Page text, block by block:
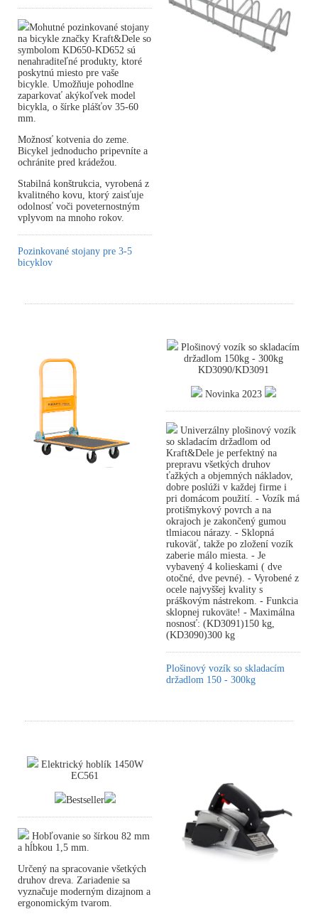
Mohutné pozinkované stojany
na bicykle značky Kraft&Dele so
symbolom KD650-KD652 sú
nenahraditeľné produkty, ktoré
poskytnú miesto pre vaše
bicykle. Umožňuje pohodlne
zaparkovať akýkoľvek model
bicykla, o šírke plášťov 35-60
mm.
Možnosť kotvenia do zeme.
Bicykel jednoducho pripevníte a
ochránite pred krádežou.
Stabilná konštrukcia, vyrobená z
kvalitného kovu, ktorý zaisťuje
odolnosť voči poveternostným
vplyvom na mnoho rokov.
Pozinkované stojany pre 3-5
bicyklov
Plošinový vozík so skladacím
držadlom 150kg - 300kg
KD3090/KD3091
Novinka 2023
Univerzálny plošinový vozík
so skladacím držadlom od
Kraft&Dele je perfektný na
prepravu všetkých druhov
ťažkých a objemných nákladov,
dobre poslúži v každej firme i
pri domácom použití. - Vozík má
protišmykový povrch a na
okrajoch je zakončený gumou
tlmiacou nárazy. - Sklopná
rukoväť, takže po zložení vozík
zaberie málo miesta. - Je
vybavený 4 kolieskami ( dve
otočné, dve pevné). - Vyrobené z
ocele najvyššej kvality s
práškovým nástrekom. - Funkcia
sklopnej rukoväte! - Maximálna
nosnosť: (KD3091)150 kg,
(KD3090)300 kg
Plošinový vozík so skladacím
držadlom 150 - 300kg
Elektrický hoblík 1450W
EC561
Bestseller
Hobľovanie so šírkou 82 mm
a hĺbkou 1,5 mm.
Určený na spracovanie všetkých
druhov dreva. Zariadenie sa
vyznačuje moderným dizajnom a
ergonomickým tvarom.